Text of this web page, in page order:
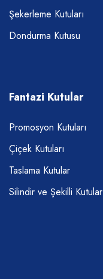
Şekerleme Kutuları
Dondurma Kutusu
Fantazi Kutular
Promosyon Kutuları
Çiçek Kutuları
Taslama Kutular
Silindir ve Şekilli Kutular